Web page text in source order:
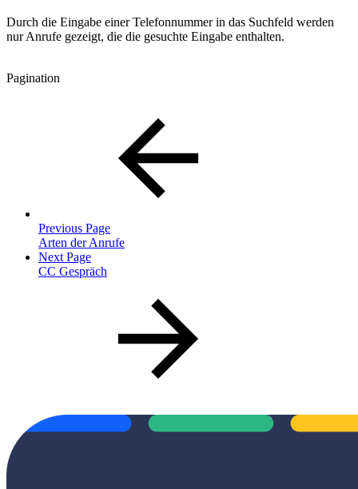
Durch die Eingabe einer Telefonnummer in das Suchfeld werden
nur Anrufe gezeigt, die die gesuchte Eingabe enthalten.
Pagination
Previous Page
Arten der Anrufe
Next Page
CC Gespräch